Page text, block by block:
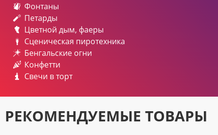
Фонтаны
Петарды
Цветной дым, фаеры
Сценическая пиротехника
Бенгальские огни
Конфетти
Свечи в торт
РЕКОМЕНДУЕМЫЕ ТОВАРЫ